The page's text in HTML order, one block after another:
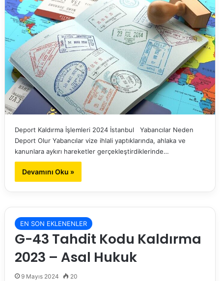
Deport Kaldırma İşlemleri 2024 İstanbul Yabancılar Neden
Deport Olur Yabancılar vize ihlali yaptıklarında, ahlaka ve
kanunlara aykırı hareketler gerçekleştirdiklerinde…
Devamını Oku »
EN SON EKLENENLER
G-43 Tahdit Kodu Kaldırma
2023 – Asal Hukuk
9 Mayıs 2024 20